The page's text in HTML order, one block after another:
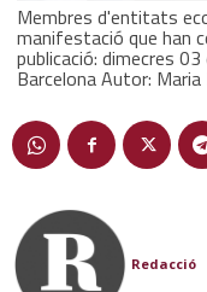
Membres d'entitats
manifestació que han
publicació: dimecres
Barcelona Autor:
Redacció